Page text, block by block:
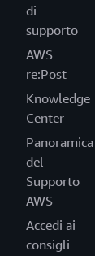
di
supporto
AWS
re:Post
Knowledge
Center
Panoramica
del
Supporto
AWS
Accedi ai
consigli